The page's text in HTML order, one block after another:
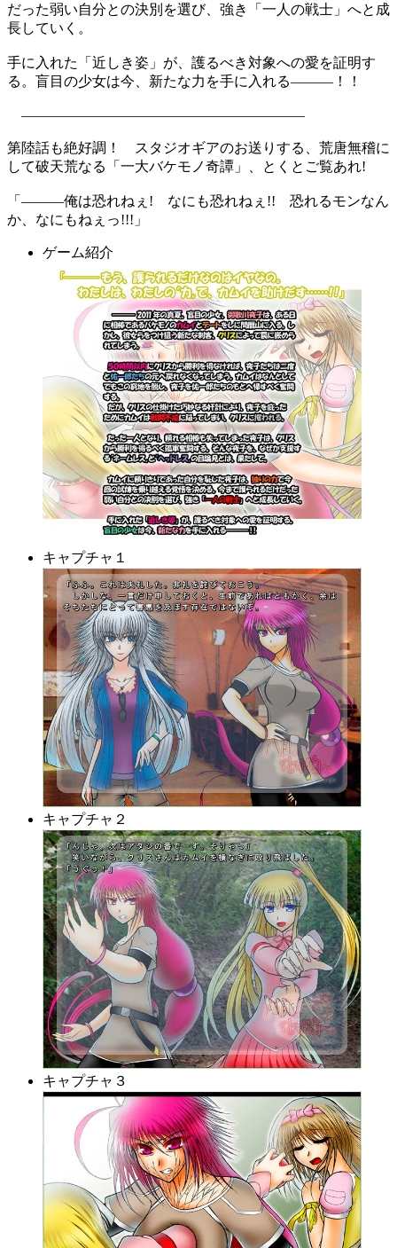
だった弱い自分との決別を選び、強き「一人の戦士」へと成
長していく。
手に入れた「近しき姿」が、護るべき対象への愛を証明す
る。盲目の少女は今、新たな力を手に入れる―――！！
――――――――――――――――――――
第陸話も絶好調！ スタジオギアのお送りする、荒唐無稽に
して破天荒なる「一大バケモノ奇譚」、とくとご覧あれ!
「―――俺は恐れねぇ! なにも恐れねぇ!! 恐れるモンなん
か、なにもねぇっ!!!」
ゲーム紹介
キャプチャ１
キャプチャ２
キャプチャ３